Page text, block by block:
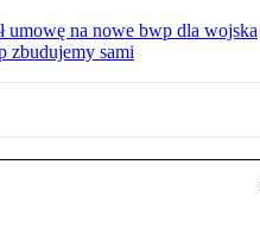
umowę na nowe bwp dla wojska
zbudujemy sami